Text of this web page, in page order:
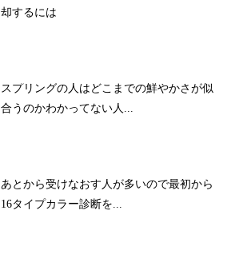
却するには
スプリングの人はどこまでの鮮やかさが似
合うのかわかってない人...
あとから受けなおす人が多いので最初から
16タイプカラー診断を...